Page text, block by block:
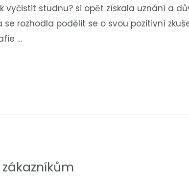
vyčistit studnu? si opět získala uznání a
se rozhodla podělit se o svou pozitivní
…